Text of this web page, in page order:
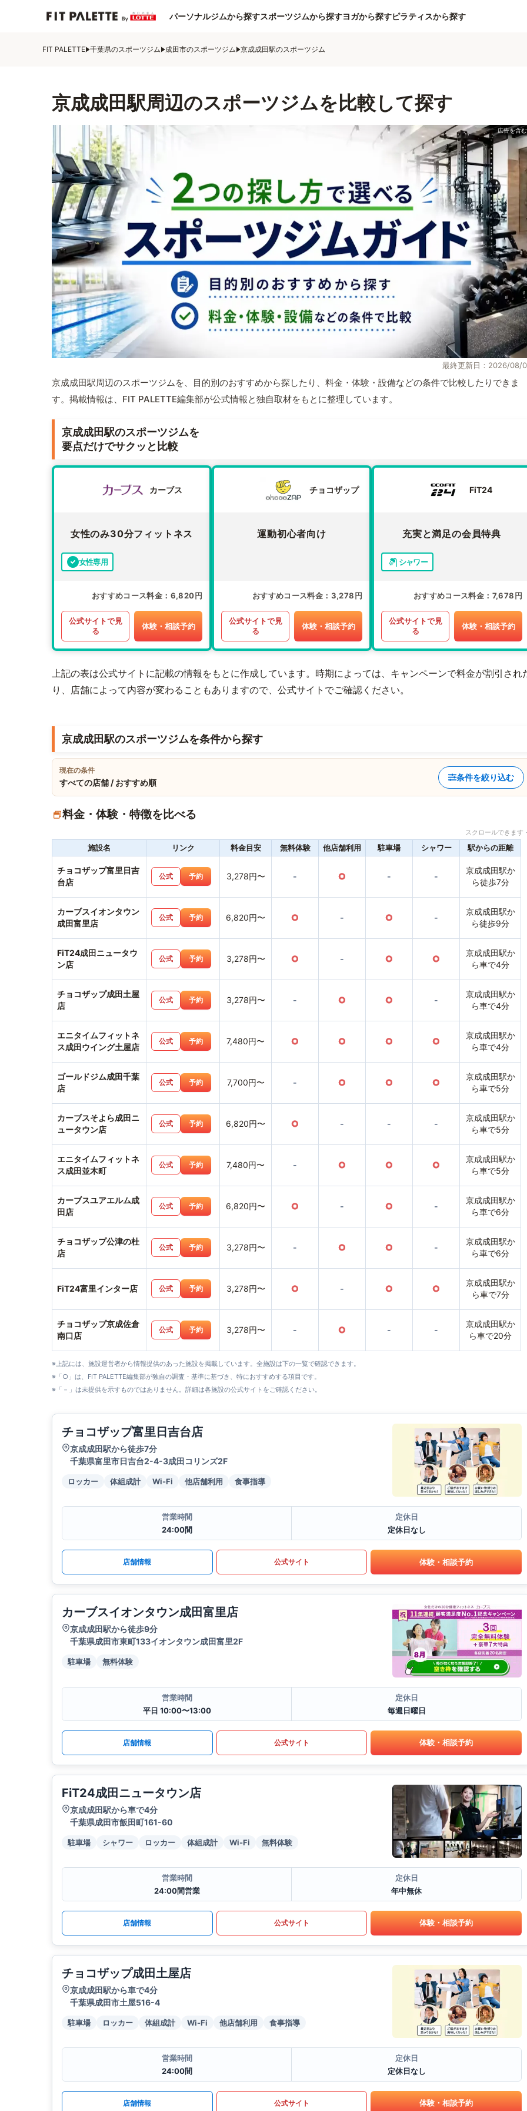
パーソナルジムから探すスポーツジムから探すヨガから探すピラティスから探す
FIT PALETTE 千葉県のスポーツジム 成田市のスポーツジム 京成成田駅のスポーツジム
京成成田駅周辺のスポーツジムを比較して探す
最終更新日：2026/08/
京成成田駅周辺のスポーツジムを、目的別のおすすめから探したり、料金・体験・設備などの条件で比較したりできま
す。掲載情報は、FIT PALETTE編集部が公式情報と独自取材をもとに整理しています。
京成成田駅のスポーツジムを
要点だけでサクッと比較
カーブス
女性のみ30分フィットネス
女性専用
おすすめコース料金 6,820円
公式サイトで見
る
体験・相談予約
チョコザップ
運動初心者向け
おすすめコース料金 3,278円
公式サイトで見
る
体験・相談予約
FiT24
充実と満足の会員特典
シャワー
おすすめコース料金 7,678円
公式サイトで見
る
体験・相談予約
上記の表は公式サイトに記載の情報をもとに作成しています。時期によっては、キャンペーンで料金が割引され
り、店舗によって内容が変わることもありますので、公式サイトでご確認ください。
京成成田駅のスポーツジムを条件から探す
現在の条件
すべての店舗 / おすすめ順
条件を絞り込む
料金・体験・特徴を比べる
スクロールできま
施設名 リンク 料金目安 無料体験 他店舗利用 駐車場 シャワー 駅からの距離
チョコザップ富里日吉
台店
公式 予約 3,278円〜 - ○ - -
京成成田駅か
ら徒歩7分
カーブスイオンタウン
成田富里店
公式 予約 6,820円〜 ○ - ○ -
京成成田駅か
ら徒歩9分
FiT24成田ニュータウ
ン店
公式 予約 3,278円〜 ○ - ○ ○
京成成田駅か
ら車で4分
チョコザップ成田土屋
店
公式 予約 3,278円〜 - ○ ○ -
京成成田駅か
ら車で4分
エニタイムフィットネ
ス成田ウイング土屋店
公式 予約 7,480円〜 ○ ○ ○ ○
京成成田駅か
ら車で4分
ゴールドジム成田千葉
店
公式 予約 7,700円〜 - ○ ○ ○
京成成田駅か
ら車で5分
カーブスそよら成田ニ
ュータウン店
公式 予約 6,820円〜 ○ - - -
京成成田駅か
ら車で5分
エニタイムフィットネ
ス成田並木町
公式 予約 7,480円〜 - ○ ○ ○
京成成田駅か
ら車で5分
カーブスユアエルム成
田店
公式 予約 6,820円〜 ○ - ○ -
京成成田駅か
ら車で6分
チョコザップ公津の杜
店
公式 予約 3,278円〜 - ○ ○ -
京成成田駅か
ら車で6分
FiT24富里インター店 公式 予約 3,278円〜 ○ - ○ ○
京成成田駅か
ら車で7分
チョコザップ京成佐倉
南口店
公式 予約 3,278円〜 - ○ - -
京成成田駅か
ら車で20分
※上記には、施設運営者から情報提供のあった施設を掲載しています。全施設は下の一覧で確認できます。
※「○」は、FIT PALETTE編集部が独自の調査・基準に基づき、特におすすめする項目です。
※「－」は未提供を示すものではありません。詳細は各施設の公式サイトをご確認ください。
チョコザップ富里日吉台店
京成成田駅から徒歩7分
千葉県富里市日吉台2-4-3成田コリンズ2F
ロッカー 体組成計 Wi-Fi 他店舗利用 食事指導
営業時間
24:00間
定休日
定休日なし
店舗情報 公式サイト 体験・相談予約
カーブスイオンタウン成田富里店
京成成田駅から徒歩9分
千葉県成田市東町133イオンタウン成田富里2F
駐車場 無料体験
営業時間
平日 10:00〜13:00
定休日
毎週日曜日
店舗情報 公式サイト 体験・相談予約
FiT24成田ニュータウン店
京成成田駅から車で4分
千葉県成田市飯田町161-60
駐車場 シャワー ロッカー 体組成計 Wi-Fi 無料体験
営業時間
24:00間営業
定休日
年中無休
店舗情報 公式サイト 体験・相談予約
チョコザップ成田土屋店
京成成田駅から車で4分
千葉県成田市土屋516-4
駐車場 ロッカー 体組成計 Wi-Fi 他店舗利用 食事指導
営業時間
24:00間
定休日
定休日なし
店舗情報 公式サイト 体験・相談予約